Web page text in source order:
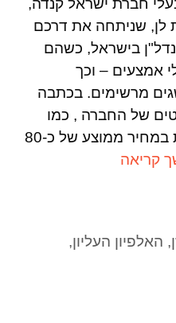
לן, שניתחה את דרכם
בישראל, כשהם
אמצעים – וכך
מרשימים. בכתבה
של החברה , כמו
שדה דב, שבו נמכרו דירות במחיר ממוצע של כ-80
קריאה
, האלפיון העליון,